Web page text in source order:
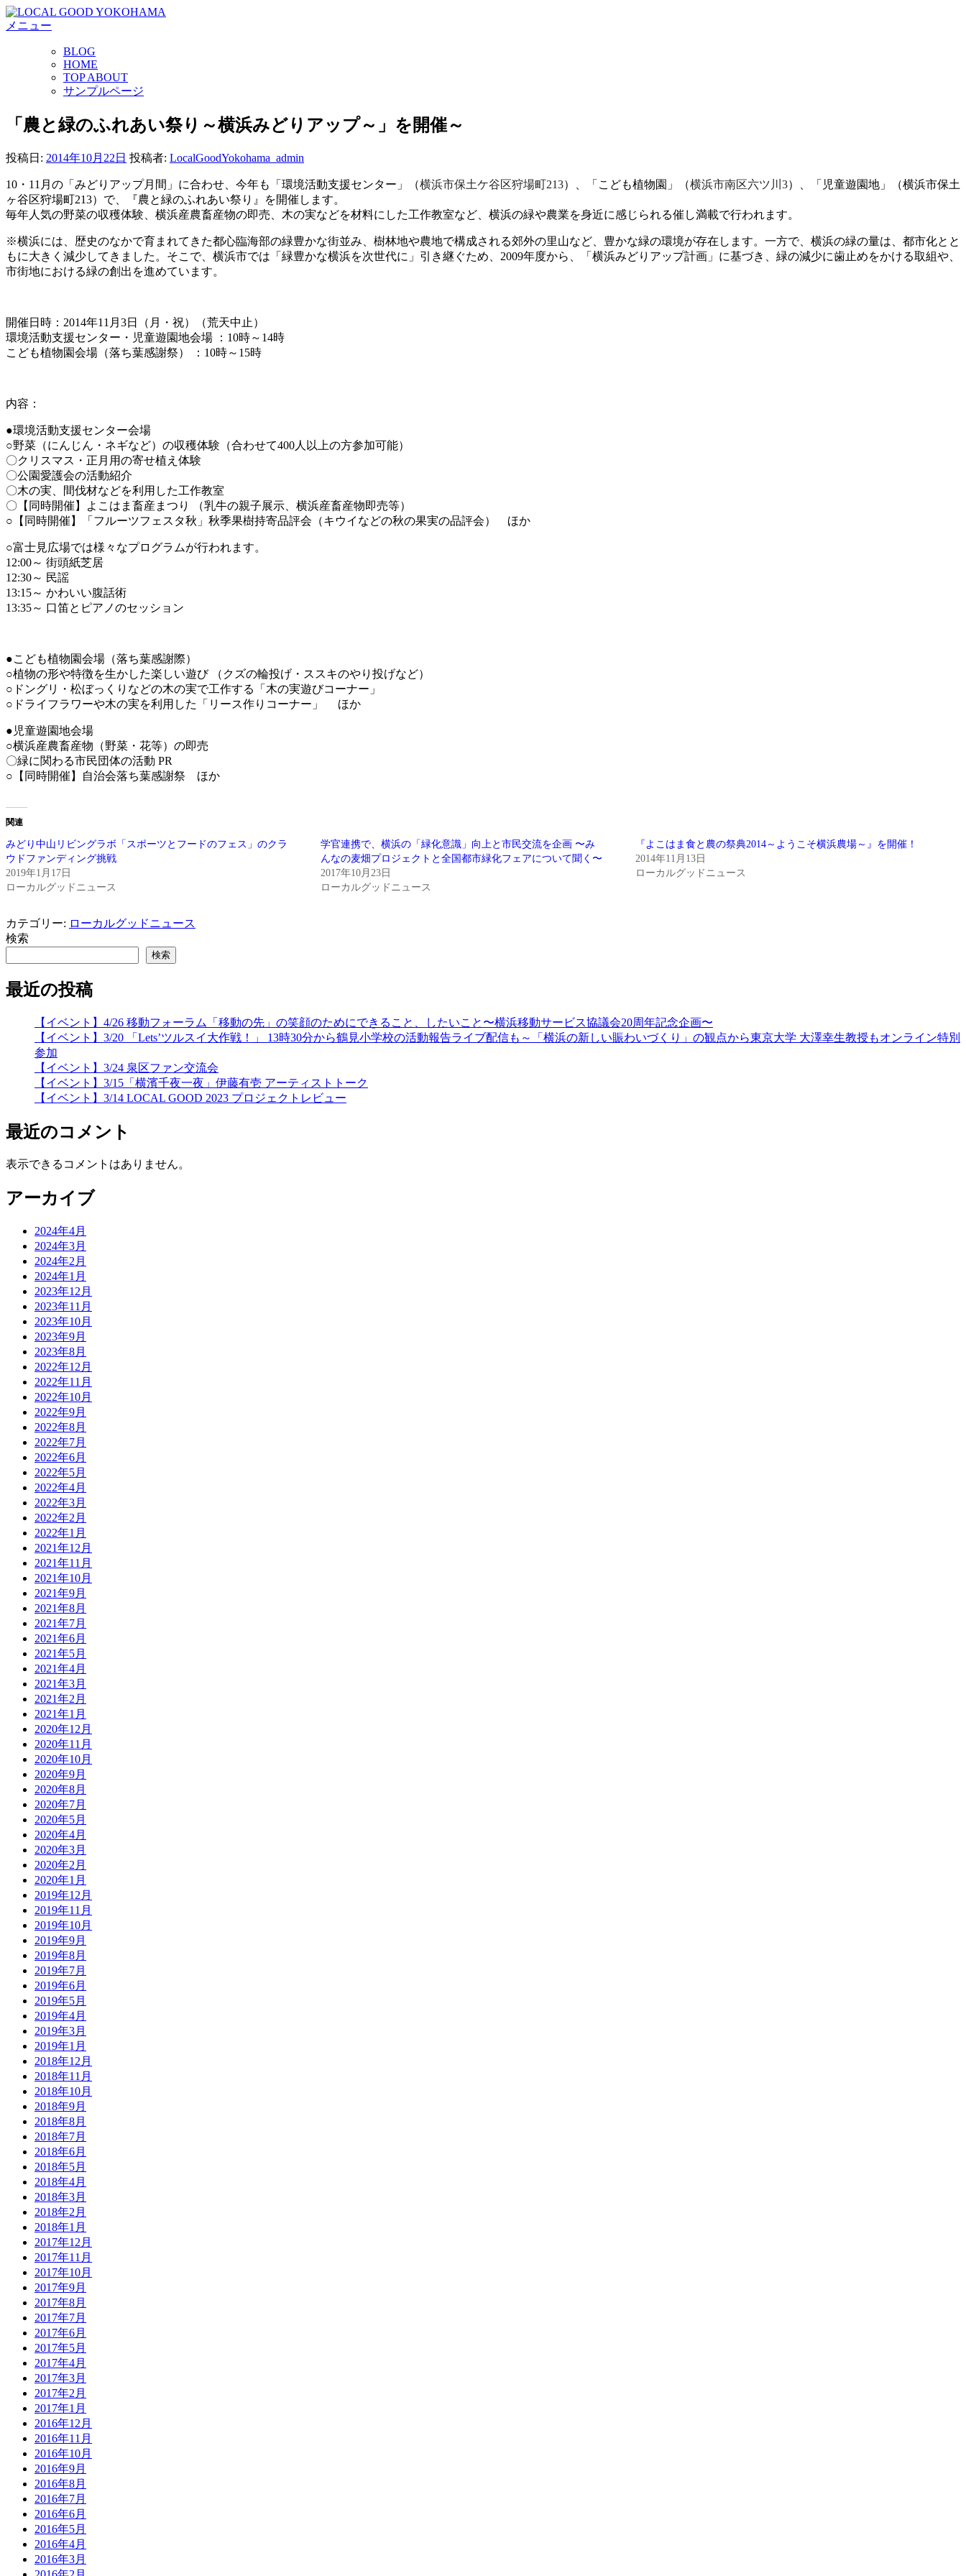
コ
ン
キ
メニュー
BLOG
HOME
TOP ABOUT
サンプルページ
「農と緑のふれあい祭り～横浜みどりアップ～」を開催～
投稿日: 2014年10月22日 投稿者: LocalGoodYokohama_admin
10・11月の「みどりアップ月間」に合わせ、 今年も「環境活動支援センター」（横浜市保土ケ谷区狩場町213）、「こども植物園」（横浜市南区六ツ川3）、「児童遊園地」（横浜市保土
ヶ谷区狩場町213）で、『農と緑のふれあい祭り』を開催します。
毎年人気の野菜の収穫体験、横浜産農畜産物の即売、木の実などを材料にした工作教室など、 横浜の緑や農業を身近に感じられる催し満載で行われます。
※横浜には、歴史のなかで育まれてきた都心臨海部の緑豊かな街並み、樹林地や農地で構成される郊外の里山など、豊かな緑の環境が存在します。一方で、横浜の緑の量は、都市化とと
もに大きく減少してきました。そこで、横浜市では「緑豊かな横浜を次世代に」引き継ぐため、2009年度から、「横浜みどりアップ計画」に基づき、緑の減少に歯止めをかける取組や、
市街地における緑の創出を進めています。
開催日時：2014年11月3日（月・祝）（荒天中止）
環境活動支援センター・児童遊園地会場 ：10時～14時
こども植物園会場（落ち葉感謝祭） ：10時～15時
内容：
●環境活動支援センター会場
○野菜（にんじん・ネギなど）の収穫体験（合わせて400人以上の方参加可能）
〇クリスマス・正月用の寄せ植え体験
〇公園愛護会の活動紹介
〇木の実、間伐材などを利用した工作教室
〇【同時開催】よこはま畜産まつり （乳牛の親子展示、横浜産畜産物即売等）
○【同時開催】「フルーツフェスタ秋」秋季果樹持寄品評会（キウイなどの秋の果実の品評会） ほか
○富士見広場では様々なプログラムが行われます。
12:00～ 街頭紙芝居
12:30～ 民謡
13:15～ かわいい腹話術
13:35～ 口笛とピアノのセッション
●こども植物園会場（落ち葉感謝際）
○植物の形や特徴を生かした楽しい遊び （クズの輪投げ・ススキのやり投げなど）
○ドングリ・松ぼっくりなどの木の実で工作する「木の実遊びコーナー」
○ドライフラワーや木の実を利用した「リース作りコーナー」 ほか
●児童遊園地会場
○横浜産農畜産物（野菜・花等）の即売
〇緑に関わる市民団体の活動 PR
○【同時開催】自治会落ち葉感謝祭 ほか
関連
みどり中山リビングラボ「スポーツとフードのフェス」のクラ
ウドファンディング挑戦
2019年1月17日
ローカルグッドニュース
学官連携で、横浜の「緑化意識」向上と市民交流を企画 〜み
んなの麦畑プロジェクトと全国都市緑化フェアについて聞く〜
2017年10月23日
ローカルグッドニュース
『よこはま食と農の祭典2014～ようこそ横浜農場～』を開催！
2014年11月13日
ローカルグッドニュース
カテゴリー: ローカルグッドニュース
検索
検索
最近の投稿
【イベント】4/26 移動フォーラム「移動の先」の笑顔のためにできること、したいこと〜横浜移動サービス協議会20周年記念企画〜
【イベント】3/20 「Lets’ツルスイ大作戦！」 13時30分から鶴見小学校の活動報告ライブ配信も～「横浜の新しい賑わいづくり」の観点から東京大学 大澤幸生教授もオンライン特別
参加
【イベント】3/24 泉区ファン交流会
【イベント】3/15「横濱千夜一夜」伊藤有壱 アーティストトーク
【イベント】3/14 LOCAL GOOD 2023 プロジェクトレビュー
最近のコメント
表示できるコメントはありません。
アーカイブ
2024年4月
2024年3月
2024年2月
2024年1月
2023年12月
2023年11月
2023年10月
2023年9月
2023年8月
2022年12月
2022年11月
2022年10月
2022年9月
2022年8月
2022年7月
2022年6月
2022年5月
2022年4月
2022年3月
2022年2月
2022年1月
2021年12月
2021年11月
2021年10月
2021年9月
2021年8月
2021年7月
2021年6月
2021年5月
2021年4月
2021年3月
2021年2月
2021年1月
2020年12月
2020年11月
2020年10月
2020年9月
2020年8月
2020年7月
2020年5月
2020年4月
2020年3月
2020年2月
2020年1月
2019年12月
2019年11月
2019年10月
2019年9月
2019年8月
2019年7月
2019年6月
2019年5月
2019年4月
2019年3月
2019年1月
2018年12月
2018年11月
2018年10月
2018年9月
2018年8月
2018年7月
2018年6月
2018年5月
2018年4月
2018年3月
2018年2月
2018年1月
2017年12月
2017年11月
2017年10月
2017年9月
2017年8月
2017年7月
2017年6月
2017年5月
2017年4月
2017年3月
2017年2月
2017年1月
2016年12月
2016年11月
2016年10月
2016年9月
2016年8月
2016年7月
2016年6月
2016年5月
2016年4月
2016年3月